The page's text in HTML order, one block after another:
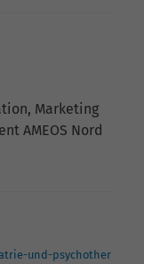
Marketing
AMEOS Nord
und-psychother